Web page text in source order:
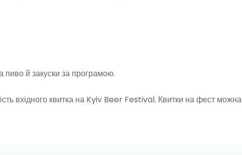
пиво й закуски за програмою.
вхідного квитка на Kyiv Beer Festival. Квитки на фест можна